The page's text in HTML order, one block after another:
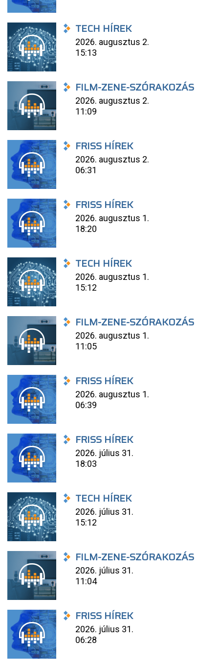
TECH HÍREK
2026. augusztus 2.
15:13
FILM-ZENE-SZÓRAKOZÁS
2026. augusztus 2.
11:09
FRISS HÍREK
2026. augusztus 2.
06:31
FRISS HÍREK
2026. augusztus 1.
18:20
TECH HÍREK
2026. augusztus 1.
15:12
FILM-ZENE-SZÓRAKOZÁS
2026. augusztus 1.
11:05
FRISS HÍREK
2026. augusztus 1.
06:39
FRISS HÍREK
2026. július 31.
18:03
TECH HÍREK
2026. július 31.
15:12
FILM-ZENE-SZÓRAKOZÁS
2026. július 31.
11:04
FRISS HÍREK
2026. július 31.
06:28